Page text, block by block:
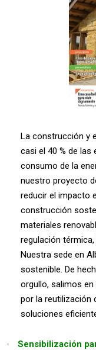
La construcción y
casi el 40 % de las
consumo de la
nuestro proyecto
reducir el impacto
construcción
materiales
regulación
Nuestra sede en
sostenible. De
orgullo, salimos
por la reutilización
soluciones
· Sensibilización